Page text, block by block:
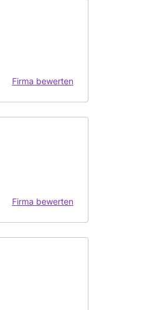
Firma bewerten
Firma bewerten